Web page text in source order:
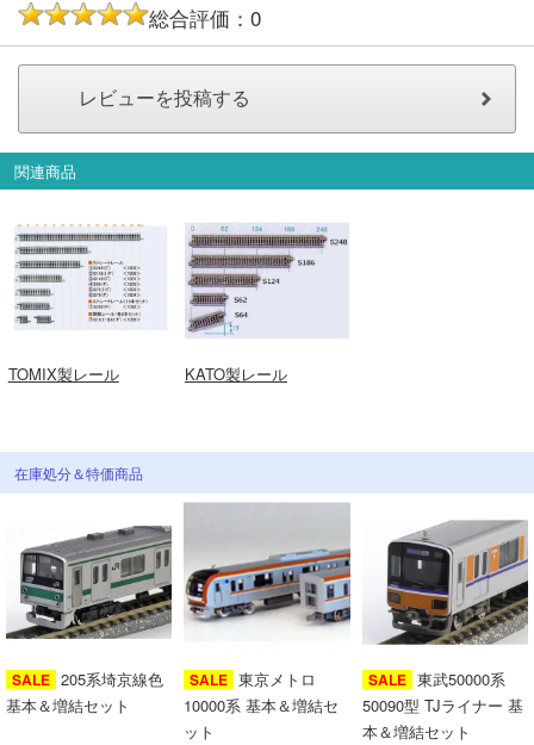
総合評価：0
関連商品
TOMIX製レール KATO製レール
在庫処分＆特価商品
SALE 205系埼京線色
基本＆増結セット
SALE 東京メトロ
10000系 基本＆増結セ
ット
SALE 東武50000系
50090型 TJライナー 基
本＆増結セット